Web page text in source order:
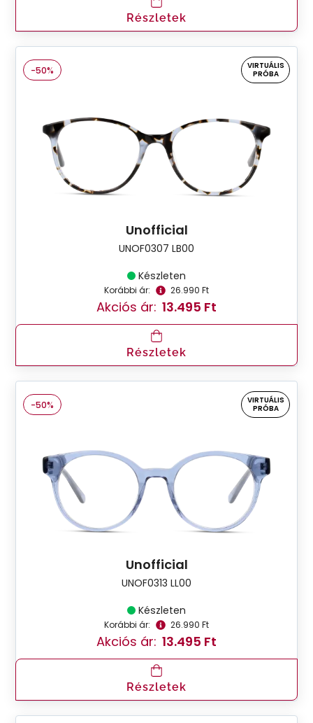
Részletek
-50%
VIRTUÁLIS
PRÓBA
Unofficial
UNOF0307 LB00
Készleten
Korábbi ár: 26.990 Ft
Akciós ár: 13.495 Ft
Részletek
-50%
VIRTUÁLIS
PRÓBA
Unofficial
UNOF0313 LL00
Készleten
Korábbi ár: 26.990 Ft
Akciós ár: 13.495 Ft
Részletek